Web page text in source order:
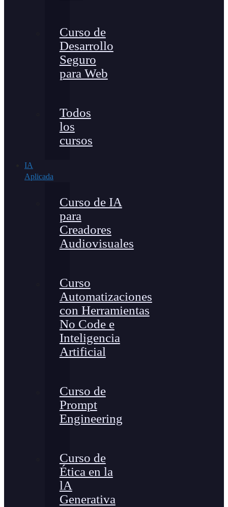
Curso de
Desarrollo
Seguro
para Web
Todos
los
cursos
IA
Aplicada
Curso de IA
para
Creadores
Audiovisuales
Curso
Automatizaciones
con Herramientas
No Code e
Inteligencia
Artificial
Curso de
Prompt
Engineering
Curso de
Ética en la
lA
Generativa